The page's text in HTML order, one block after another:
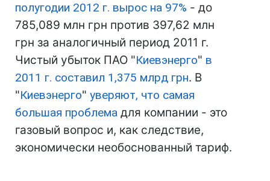
полугодии 2012 г. вырос на 97% - до
785,089 млн грн против 397,62 млн
грн за аналогичный период 2011 г.
Чистый убыток ПАО "Киевэнерго" в
2011 г. составил 1,375 млрд грн. В
"Киевэнерго" уверяют, что самая
большая проблема для компании - это
газовый вопрос и, как следствие,
экономически необоснованный тариф.